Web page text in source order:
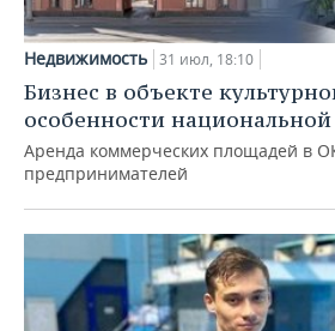
Недвижимость 31 июл, 18:10
Бизнес в объекте
особенности
Аренда коммерческих площадей в
предпринимателей